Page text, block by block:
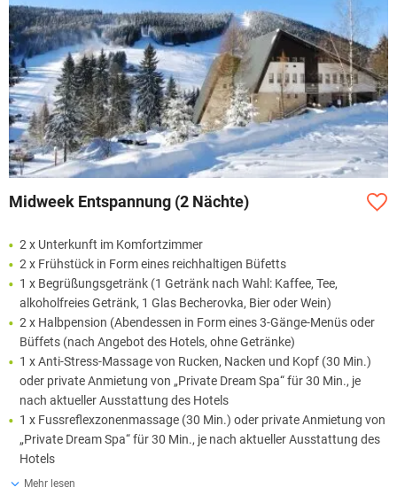
Midweek Entspannung (2 Nächte)
2 x Unterkunft im Komfortzimmer
2 x Frühstück in Form eines reichhaltigen Büfetts
1 x Begrüßungsgetränk (1 Getränk nach Wahl: Kaffee, Tee,
alkoholfreies Getränk, 1 Glas Becherovka, Bier oder Wein)
2 x Halbpension (Abendessen in Form eines 3-Gänge-Menüs oder
Büffets (nach Angebot des Hotels, ohne Getränke)
1 x Anti-Stress-Massage von Rucken, Nacken und Kopf (30 Min.)
oder private Anmietung von „Private Dream Spa“ für 30 Min., je
nach aktueller Ausstattung des Hotels
1 x Fussreflexzonenmassage (30 Min.) oder private Anmietung von
„Private Dream Spa“ für 30 Min., je nach aktueller Ausstattung des
Hotels
Mehr lesen